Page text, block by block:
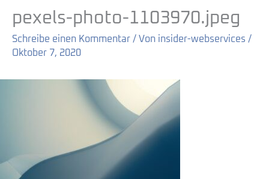
pexels-photo-1103970.jpeg
Schreibe einen Kommentar / Von insider-webservices /
Oktober 7, 2020